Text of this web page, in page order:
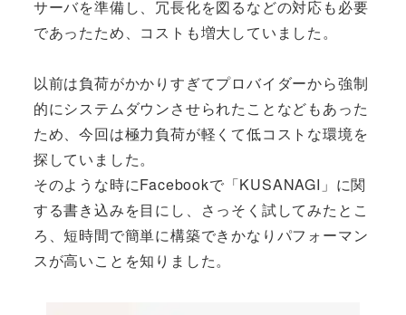
サーバを準備し、冗長化を図るなどの対応も必要
であったため、コストも増大していました。
以前は負荷がかかりすぎてプロバイダーから強制
的にシステムダウンさせられたことなどもあった
ため、今回は極力負荷が軽くて低コストな環境を
探していました。
そのような時にFacebookで「KUSANAGI」に関
する書き込みを目にし、さっそく試してみたとこ
ろ、短時間で簡単に構築できかなりパフォーマン
スが高いことを知りました。